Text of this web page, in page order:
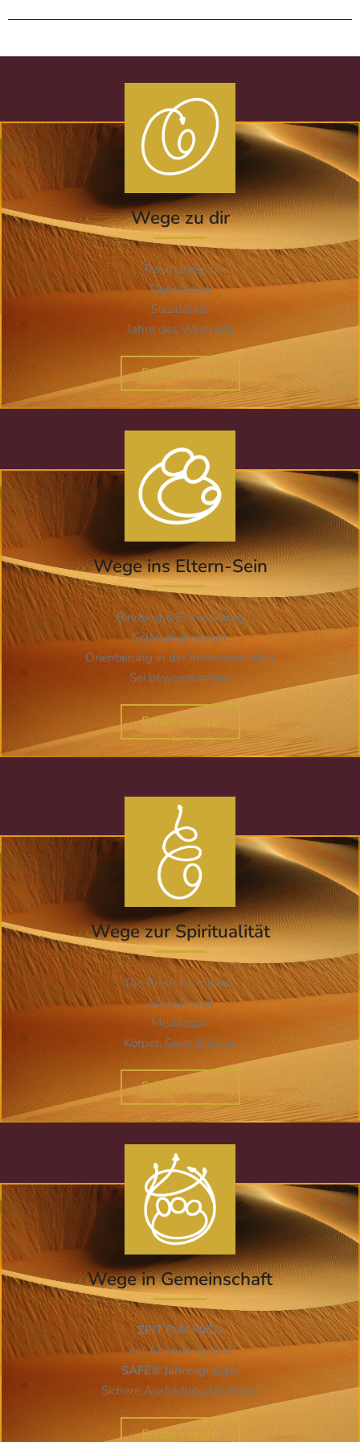
Wege zu dir
Traumafolgen
Depression
Suizidalität
Jahre des Wechsels
Erfahre mehr
Wege ins Eltern-Sein
Bindung & Entwicklung
Schwangerschaft
Orientierung in der Informationsflut
Sei bewusst online
Erfahre mehr
Wege zur Spiritualität
Die Reise ins Innere
Achtsamkeit
Meditation
Körper, Geist & Seele
Erfahre mehr
Wege in Gemeinschaft
ZEIT FÜR MICH
ein Abendangebot
SAFE® Jahresgruppe
Sichere Ausbildung für Eltern
Erfahre mehr